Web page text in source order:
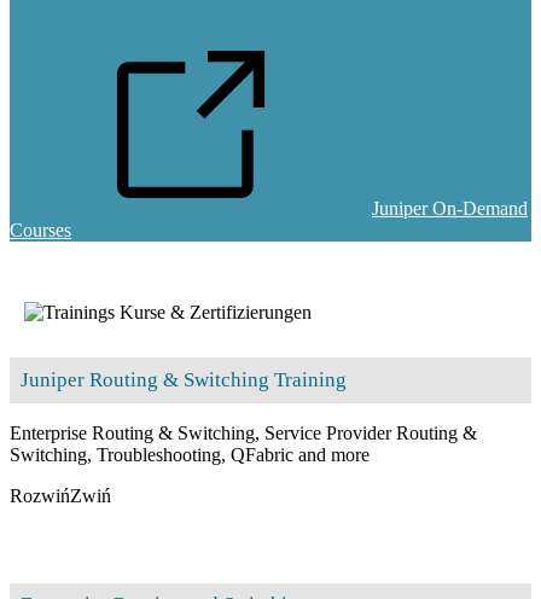
Juniper On-Demand
Courses
Juniper Routing & Switching Training
Enterprise Routing & Switching, Service Provider Routing &
Switching, Troubleshooting, QFabric and more
RozwińZwiń